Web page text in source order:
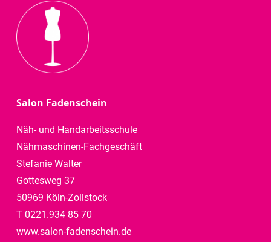
Salon Fadenschein
Näh- und Handarbeitsschule
Nähmaschinen-Fachgeschäft
Stefanie Walter
Gottesweg 37
50969 Köln-Zollstock
T 0221.934 85 70
www.salon-fadenschein.de